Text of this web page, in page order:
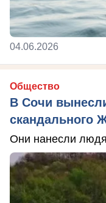
04.06.2026
Общество
В Сочи
скандального
Они нанесли